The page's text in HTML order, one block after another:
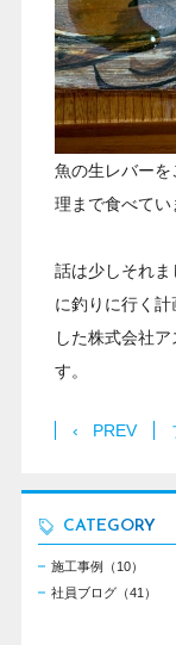
魚の生レバー
理まで食べてい
話は少しそれ
に釣りに行く
した株式会社
す。
‹ PREV
CATEGORY
施工事例（10）
社員ブログ（41）